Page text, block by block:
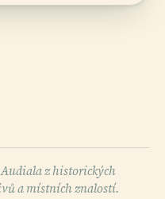
z historických
a místních znalostí.